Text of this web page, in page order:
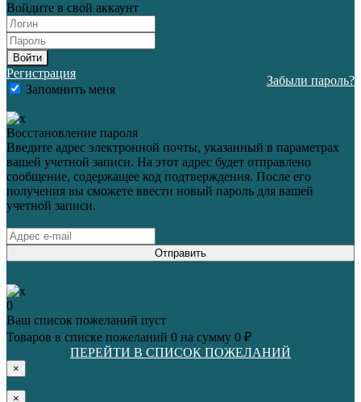
Войдите в свой аккаунт
Войти
Регистрация
Запомнить меня
Забыли пароль?
Восстановление пароля
Введите адрес электронной почты, указанный в параметрах
вашей учетной записи. На этот адрес будет отправлено
сообщение, содержащее код подтверждения. После его
получения вы сможете ввести новый пароль для вашей
учетной записи.
Отправить
0
Ваш список пожеланий пуст
Товаров в списке пожеланий 0 на сумму 0 ₽
ПЕРЕЙТИ В СПИСОК ПОЖЕЛАНИЙ
×
×